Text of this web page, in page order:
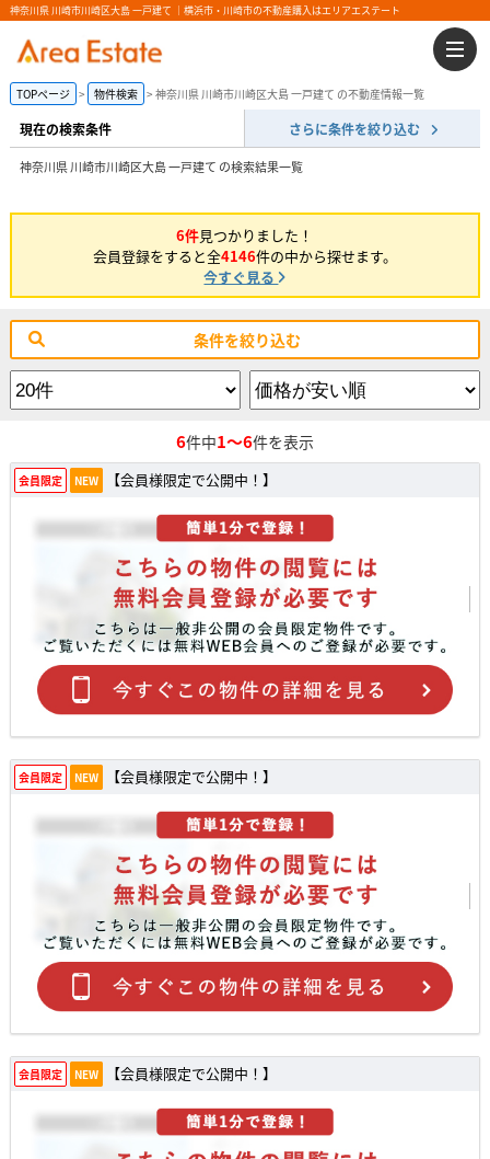
神奈川県 川崎市川崎区大島 一戸建て ｜横浜市・川崎市の不動産購入はエリアエステート
TOPページ 物件検索 神奈川県 川崎市川崎区大島 一戸建て の不動産情報一覧
現在の検索条件 さらに条件を絞り込む
神奈川県 川崎市川崎区大島 一戸建て の検索結果一覧
6件見つかりました！
会員登録をすると全4146件の中から探せます。
今すぐ見る
条件を絞り込む
6件中1～6件を表示
会員限定 NEW 【会員様限定で公開中！】
会員限定 NEW 【会員様限定で公開中！】
会員限定 NEW 【会員様限定で公開中！】